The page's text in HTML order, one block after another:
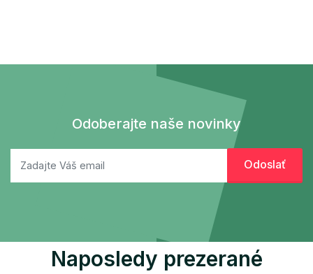
Odoberajte naše novinky
Naposledy prezerané